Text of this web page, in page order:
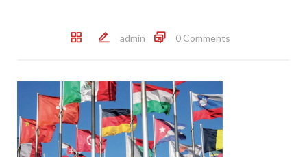
admin 0 Comments